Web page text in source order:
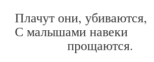
Плачут они, убиваются,
С малышами навеки
прощаются.